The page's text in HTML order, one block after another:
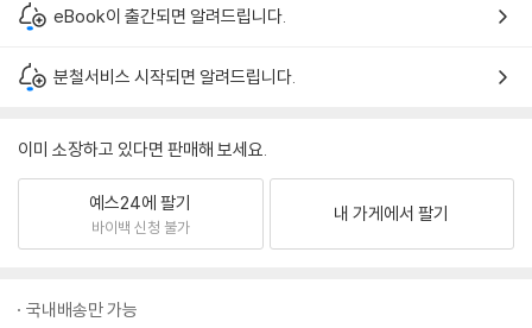
eBook이 출간되면 알려드립니다.
분철서비스 시작되면 알려드립니다.
이미 소장하고 있다면 판매해 보세요.
예스24에 팔기
바이백 신청 불가
내 가게에서 팔기
국내배송만 가능